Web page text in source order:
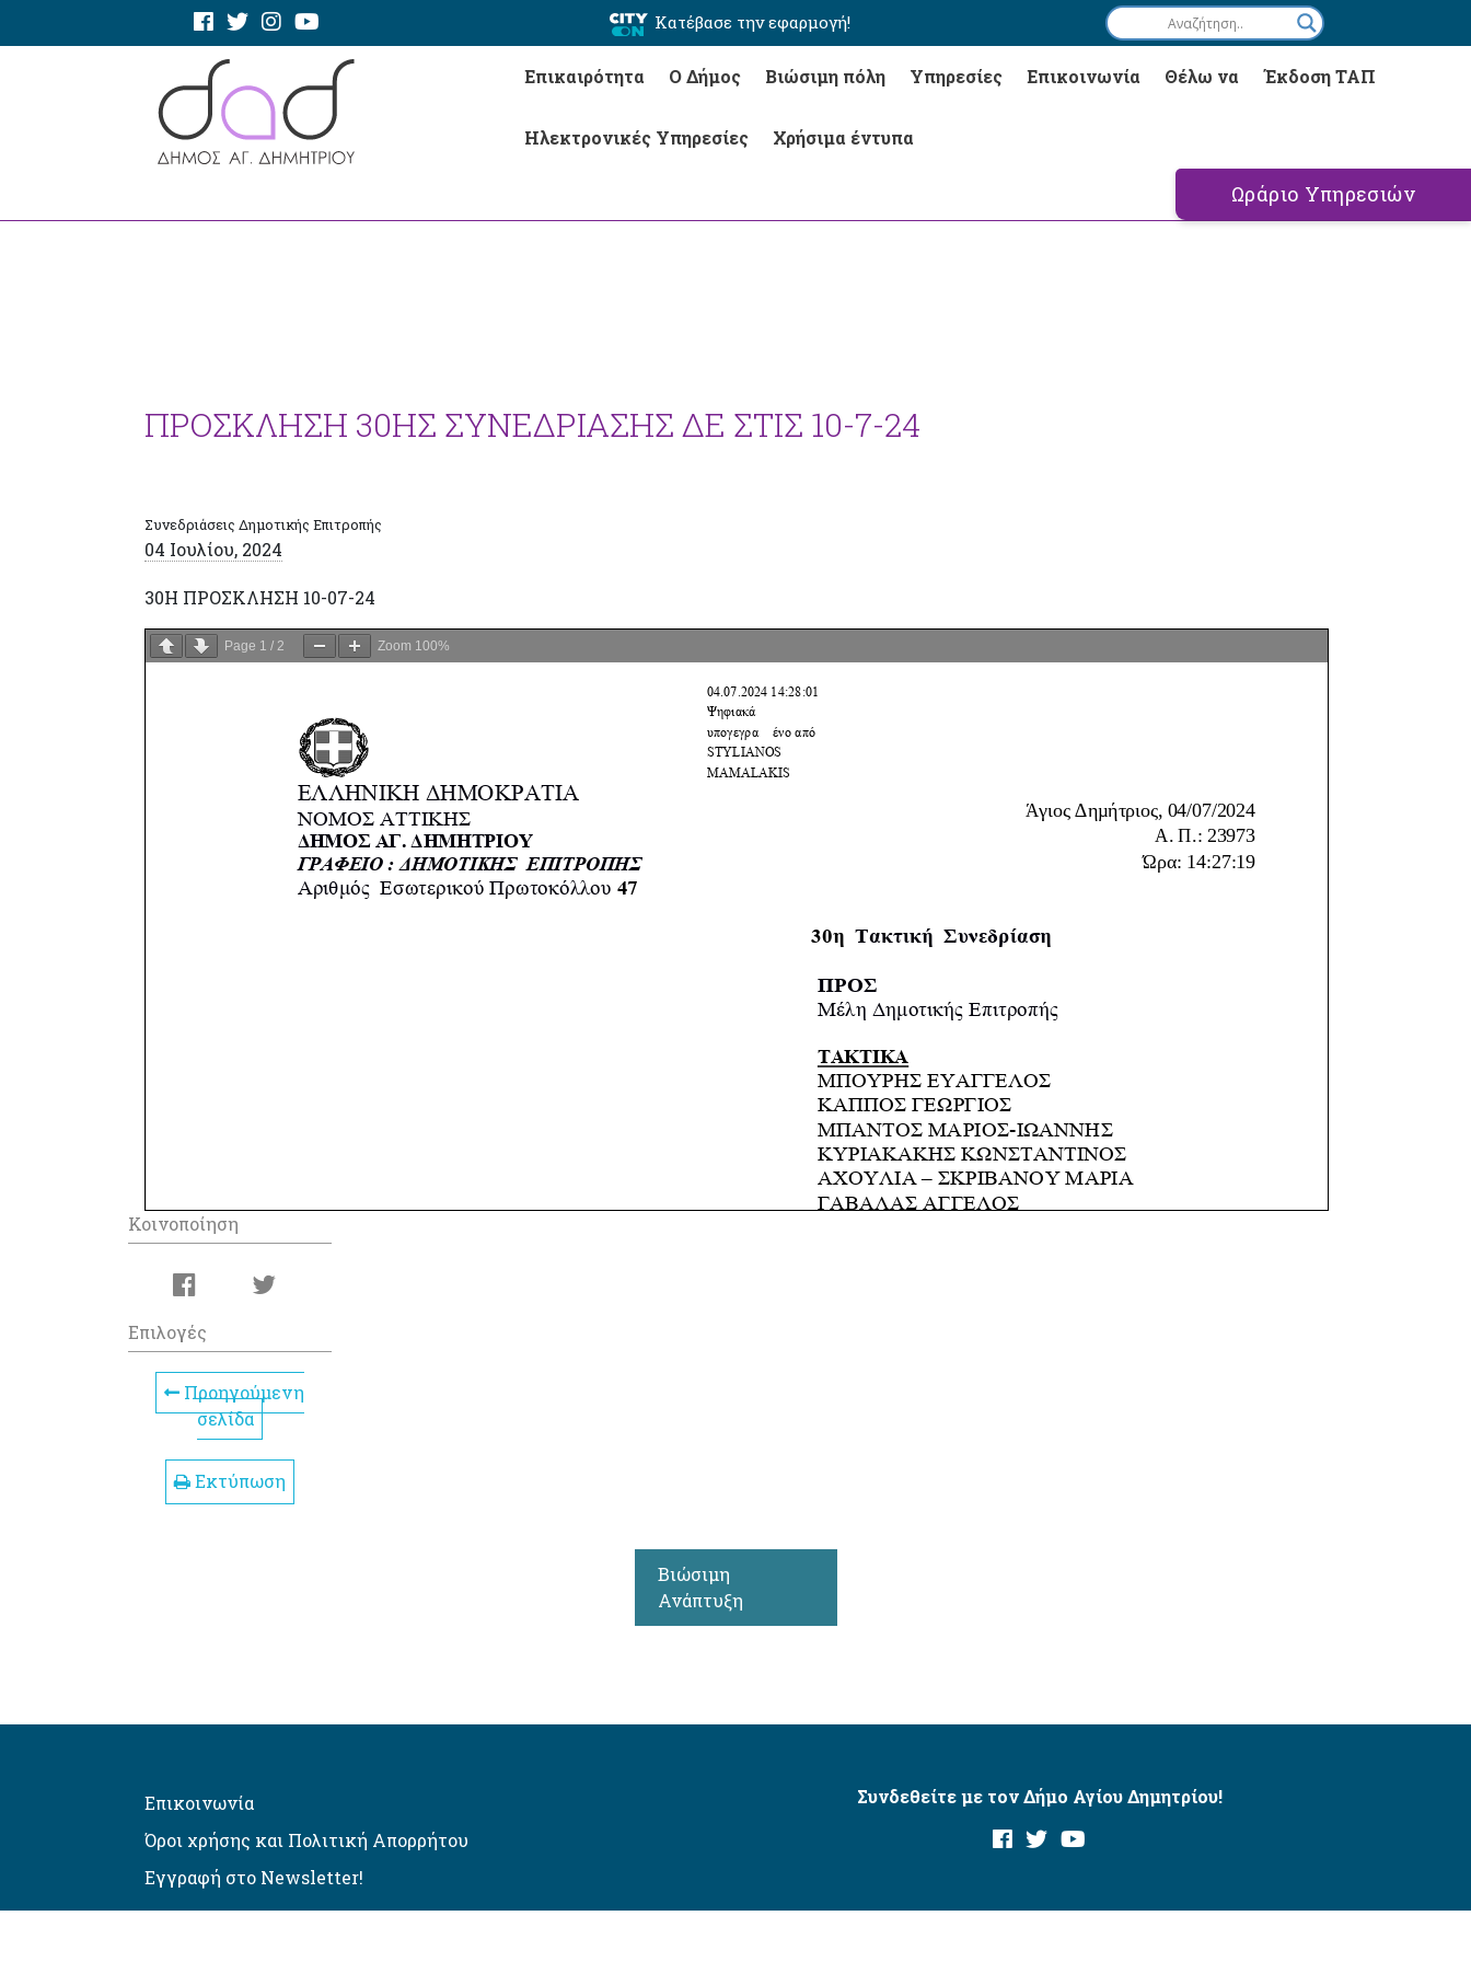
Κατέβασε την εφαρμογή!
Επικαιρότητα Ο Δήμος Βιώσιμη πόλη Υπηρεσίες Επικοινωνία Θέλω να Έκδοση ΤΑΠ
Ηλεκτρονικές Υπηρεσίες Χρήσιμα έντυπα
Ωράριο Υπηρεσιών
ΠΡΟΣΚΛΗΣΗ 30ΗΣ ΣΥΝΕΔΡΙΑΣΗΣ ΔΕ ΣΤΙΣ 10-7-24
Συνεδριάσεις Δημοτικής Επιτροπής
04 Ιουλίου, 2024
30H ΠΡΟΣΚΛΗΣΗ 10-07-24
Page 1 / 2 Zoom 100%
Κοινοποίηση
Επιλογές
Προηγούμενη
σελίδα
Εκτύπωση
Βιώσιμη
Ανάπτυξη
Επικοινωνία
Όροι χρήσης και Πολιτική Απορρήτου
Εγγραφή στο Newsletter!
Συνδεθείτε με τον Δήμο Αγίου Δημητρίου!